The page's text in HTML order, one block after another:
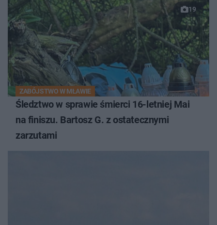
19
ZABÓJSTWO W MŁAWIE
Śledztwo w sprawie śmierci 16-letniej Mai
na finiszu. Bartosz G. z ostatecznymi
zarzutami